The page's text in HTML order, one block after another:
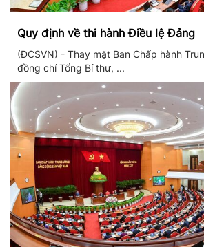
Quy định về thi hành Điều lệ Đảng
(ĐCSVN) - Thay mặt Ban Chấp hành
đồng chí Tổng Bí thư, ...